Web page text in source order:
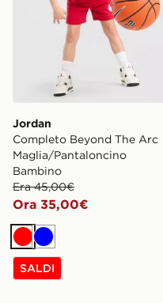
Jordan
Completo Beyond The Arc
Maglia/Pantaloncino
Bambino
Era 45,00€
Ora 35,00€
Rosso
Blu
SALDI